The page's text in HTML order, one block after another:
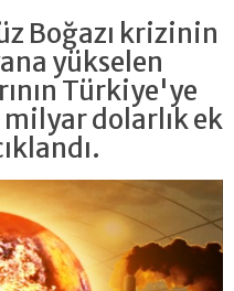
Boğazı krizinin
yükselen
Türkiye'ye
dolarlık ek